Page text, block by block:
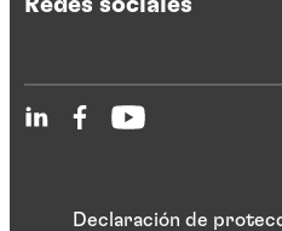
Redes sociales
Declaración de